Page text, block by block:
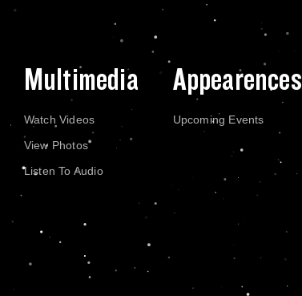
Multimedia
Watch Videos
View Photos
Listen To Audio
Appearences
Upcoming Events